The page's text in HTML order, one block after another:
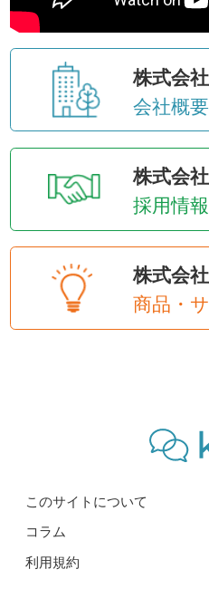
株式会
会社概要
株式会
採用情報
株式会
商品・
このサイトについて
コラム
利用規約